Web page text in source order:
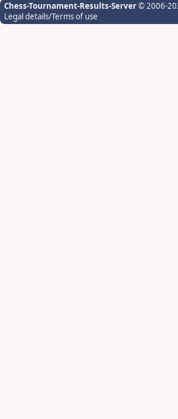
Chess-Tournament-Results-Server© 2006-
Legal details/Terms of use